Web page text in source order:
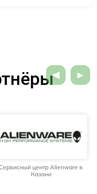
центр Alienware в
Казани